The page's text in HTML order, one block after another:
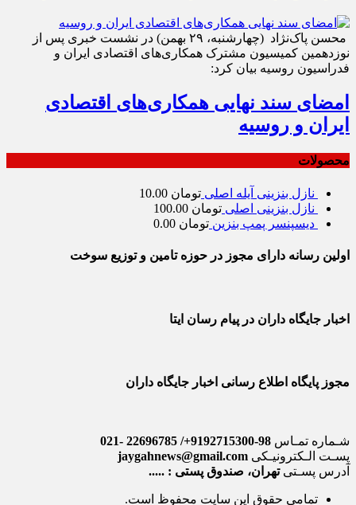
محسن پاک‌نژاد (چهارشنبه، ۲۹ بهمن) در نشست خبری پس از
نوزدهمین کمیسیون مشترک همکاری‌های اقتصادی ایران و
فدراسیون روسیه بیان کرد:
امضای سند نهایی همکاری‌های اقتصادی
ایران و روسیه
محصولات
نازل بنزینی آیله اصلی تومان
نازل بنزینی اصلی تومان
دیسپنسر پمپ بنزین تومان
اولین رسانه دارای مجوز در حوزه تامین و توزیع سوخت
اخبار جایگاه داران در پیام رسان ایتا
مجوز پایگاه اطلاع رسانی اخبار جایگاه داران
شـماره تمـاس 98-9192715300+/ 22696785 -021
پسـت الـکترونیـکی jaygahnews@gmail.com
آدرس پسـتی تهران، صندوق پستی : .....
تمامی حقوق این سایت محفوظ است.